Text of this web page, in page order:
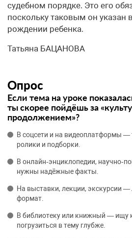
судебном порядке. Это его
поскольку таковым он указан
рождении ребенка.
Татьяна БАЦАНОВА
Опрос
Если тема на уроке
ты скорее пойдёшь за
продолжением»?
В соцсети и на видеоплатформы
ролики и подборки.
В онлайн‑энциклопедии,
нужны надёжные факты.
На выставки, лекции, экскурсии
формат.
В библиотеку или книжный — ищу
погрузиться в тему глубже.